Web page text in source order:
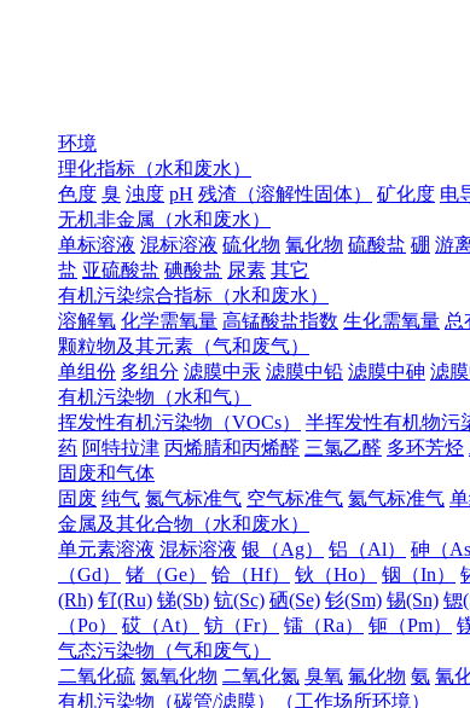
环境
理化指标（水和废水）
色度 臭 浊度 pH 残渣（溶解性固体） 矿化度 电
无机非金属（水和废水）
单标溶液 混标溶液 硫化物 氰化物 硫酸盐 硼 游
盐 亚硫酸盐 碘酸盐 尿素 其它
有机污染综合指标（水和废水）
溶解氧 化学需氧量 高锰酸盐指数 生化需氧量 总
颗粒物及其元素（气和废气）
单组份 多组分 滤膜中汞 滤膜中铅 滤膜中砷 滤
有机污染物（水和气）
挥发性有机污染物（VOCs）
半挥发性有机物污
药 阿特拉津 丙烯腈和丙烯醛 三氯乙醛 多环芳烃
固废和气体
固废 纯气 氮气标准气 空气标准气 氦气标准气
金属及其化合物（水和废水）
单元素溶液 混标溶液 银（Ag） 铝（Al） 砷（As
（Gd）
锗（Ge） 铪（Hf） 钬（Ho） 铟（In）
(Rh) 钌(Ru) 锑(Sb) 钪(Sc) 硒(Se) 钐(Sm) 锡(Sn) 锶
（Po）
砹（At） 钫（Fr） 镭（Ra） 钷（Pm）
气态污染物（气和废气）
二氧化硫 氮氧化物 二氧化氮 臭氧 氟化物 氨 氰
有机污染物（碳管/滤膜）（工作场所环境）